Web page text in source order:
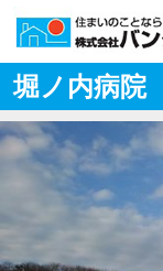
堀ノ内病院